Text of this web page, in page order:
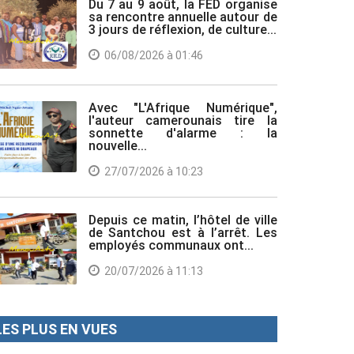
Du 7 au 9 août, la FED organise
sa rencontre annuelle autour de
3 jours de réflexion, de culture...
06/08/2026 à 01:46
Avec "L'Afrique Numérique",
l'auteur camerounais tire la
sonnette d'alarme : la
nouvelle...
27/07/2026 à 10:23
Depuis ce matin, l’hôtel de ville
de Santchou est à l’arrêt. Les
employés communaux ont...
20/07/2026 à 11:13
PLUS EN VUES